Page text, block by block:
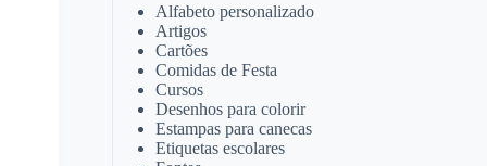
Alfabeto personalizado
Artigos
Cartões
Comidas de Festa
Cursos
Desenhos para colorir
Estampas para canecas
Etiquetas escolares